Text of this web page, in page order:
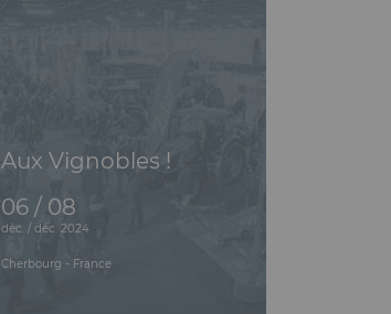
Aux Vignobles !
06 / 08
déc. / déc. 2024
Cherbourg - France